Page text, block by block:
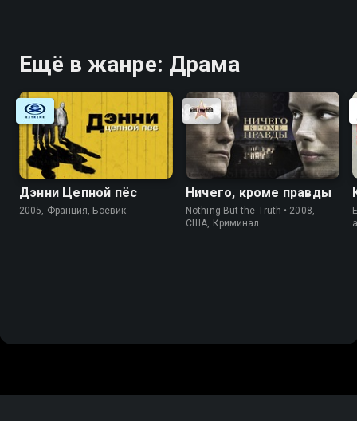
Ещё в жанре: Драма
Дэнни Цепной пёс
2005, Франция, Боевик
Ничего, кроме правды
Nothing But the Truth • 2008,
США, Криминал